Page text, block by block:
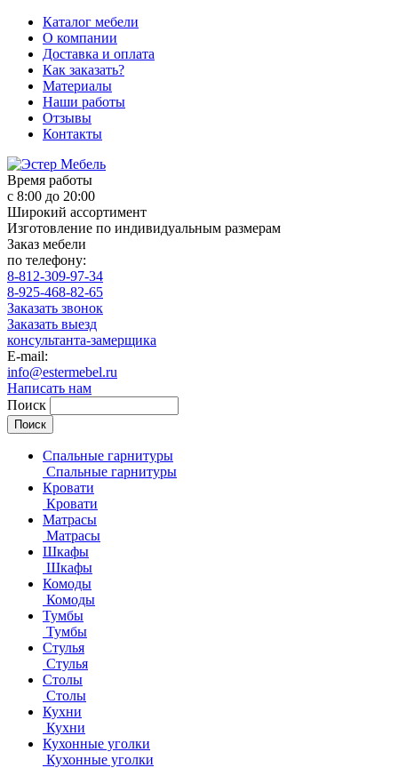
Каталог мебели
О компании
Доставка и оплата
Как заказать?
Материалы
Наши работы
Отзывы
Контакты
Время работы
с 8:00 до 20:00
Широкий ассортимент
Изготовление по индивидуальным размерам
Заказ мебели
по телефону:
8-812-309-97-34
8-925-468-82-65
Заказать звонок
Заказать выезд
консультанта-замерщика
E-mail:
info@estermebel.ru
Написать нам
Поиск
Спальные гарнитуры
Спальные гарнитуры
Кровати
Кровати
Матрасы
Матрасы
Шкафы
Шкафы
Комоды
Комоды
Тумбы
Тумбы
Стулья
Стулья
Столы
Столы
Кухни
Кухни
Кухонные уголки
Кухонные уголки